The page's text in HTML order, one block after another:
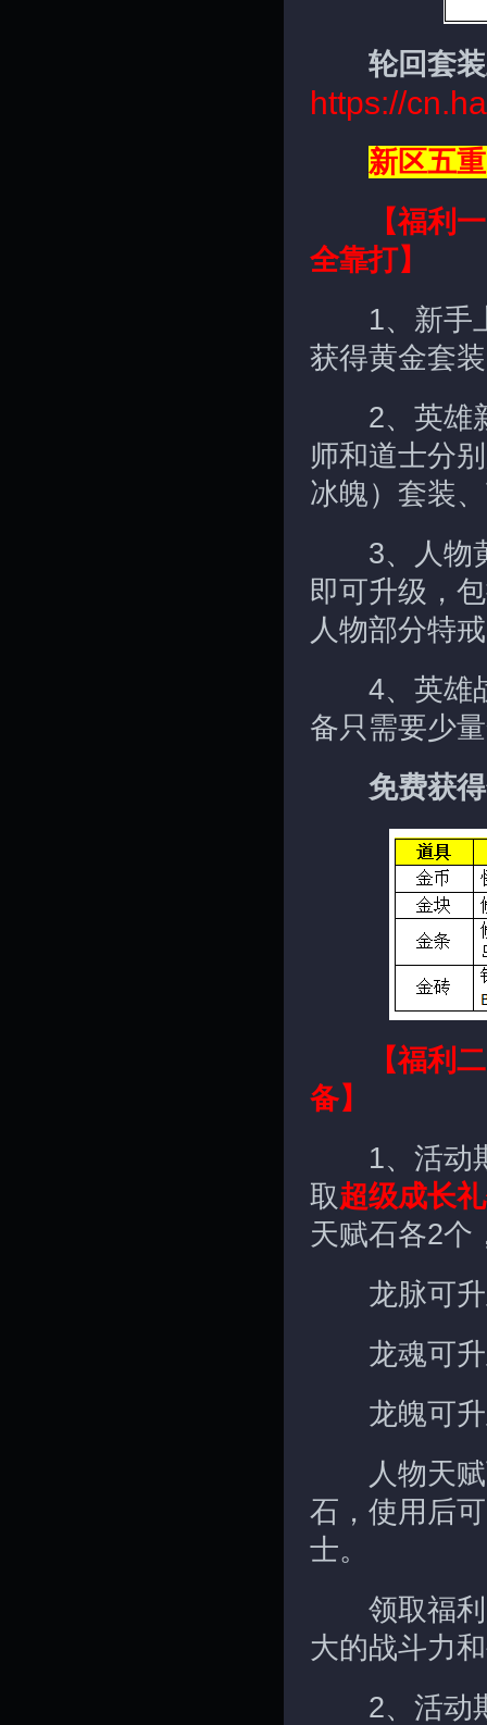
轮回套
https://
新区五
【福利
全靠打】
1、新手上
获得黄金套
2、英雄新
师和道士分
冰魄）套装
3、人物黄
即可升级，
人物部分特
4、英雄战
备只需要少
免费获
【福利
备】
1、活动期
取超级成长
天赋石各2个
龙脉可升
龙魂可升
龙魄可升
人物天赋
石，使用后
士。
领取福利
大的战斗力
2、活动期